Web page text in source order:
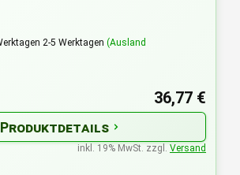
2-5 Werktagen (Ausland
36,77 €
Produktdetails
inkl. 19% MwSt. zzgl. Versand